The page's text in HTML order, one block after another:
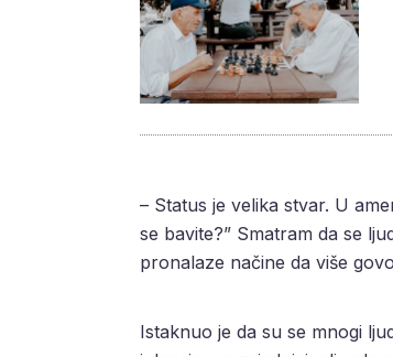
– Status je velika stvar. U
se bavite?” Smatram da se
pronalaze načine da više
Istaknuo je da su se mnogi